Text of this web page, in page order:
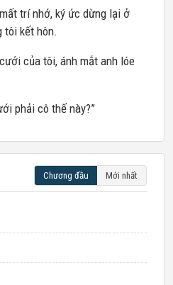
trí nhớ, ký ức dừng lại ở
tôi kết hôn.
của tôi, ánh mắt anh lóe
phải cô thế này?”
Chương đầu Mới nhất